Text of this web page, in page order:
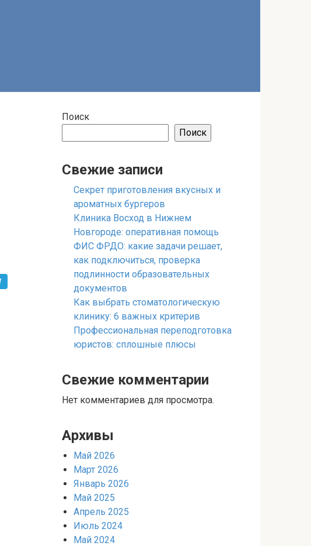
Поиск
Поиск
Свежие записи
Секрет приготовления вкусных и
ароматных бургеров
Клиника Восход в Нижнем
Новгороде: оперативная помощь
ФИС ФРДО: какие задачи решает,
как подключиться, проверка
подлинности образовательных
документов
Как выбрать стоматологическую
клинику: 6 важных критерив
Профессиональная переподготовка
юристов: сплошные плюсы
Свежие комментарии
Нет комментариев для просмотра.
Архивы
Май 2026
Март 2026
Январь 2026
Май 2025
Апрель 2025
Июль 2024
Май 2024